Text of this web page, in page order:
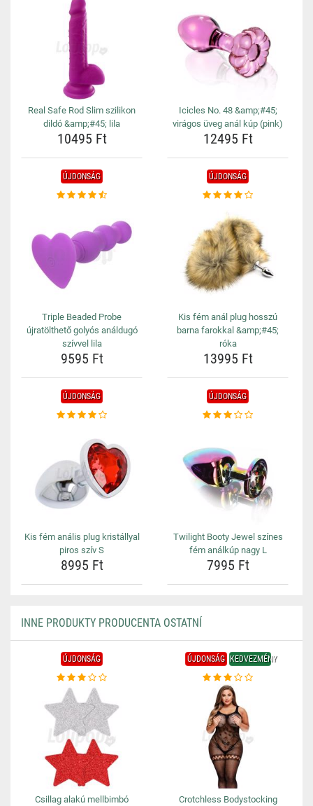
Real Safe Rod Slim szilikon
dildó &amp;#45; lila
10495 Ft
Icicles No. 48 &amp;#45;
virágos üveg anál kúp (pink)
12495 Ft
ÚJDONSÁG
Triple Beaded Probe
újratölthető golyós análdugó
szívvel lila
9595 Ft
ÚJDONSÁG
Kis fém anál plug hosszú
barna farokkal &amp;#45;
róka
13995 Ft
ÚJDONSÁG
Kis fém anális plug kristállyal
piros szív S
8995 Ft
ÚJDONSÁG
Twilight Booty Jewel színes
fém análkúp nagy L
7995 Ft
INNE PRODUKTY PRODUCENTA OSTATNÍ
ÚJDONSÁG
Csillag alakú mellbimbó
ÚJDONSÁG KEDVEZMÉNY
Crotchless Bodystocking